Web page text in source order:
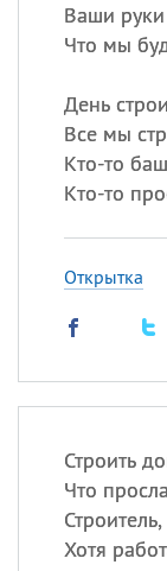
Ваши руки
Что мы
День
Все мы
Кто-то
Кто-то
Открытка
Строить
Что
Хотя